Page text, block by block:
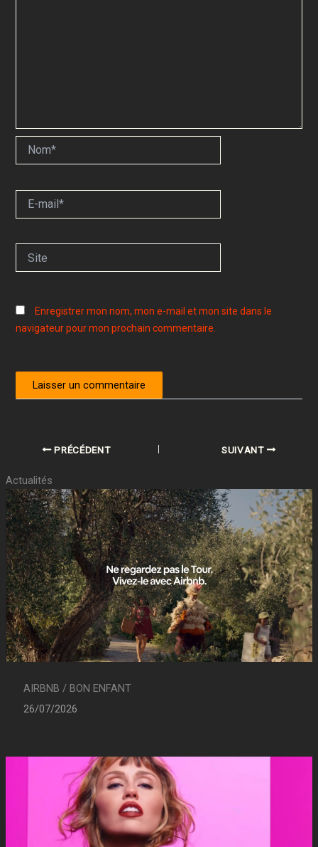
mail*
Enregistrer mon nom, mon e-mail et mon site dans le
navigateur pour mon prochain commentaire.
PRÉCÉDENT SUIVANT
Actualités
AIRBNB / BON ENFANT
26/07/2026